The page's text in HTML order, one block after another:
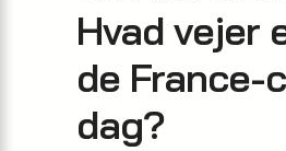
Hvad vejer
de France-
dag?